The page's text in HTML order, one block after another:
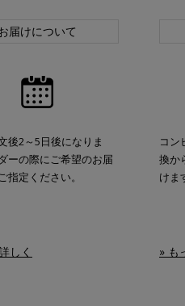
届けについて
後2～5日後になりま
ーの際にご希望のお届
指定ください。
しく
コン
換か
けま
» も